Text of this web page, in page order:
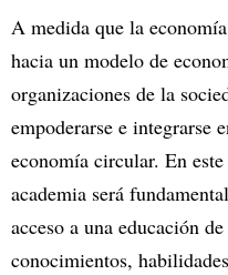
A medida que la
hacia un modelo de
organizaciones de la
empoderarse e integrarse
economía circular. En
academia será
acceso a una educación
conocimientos,